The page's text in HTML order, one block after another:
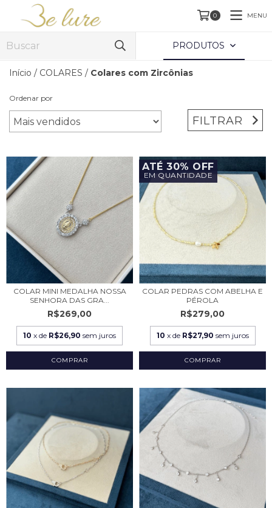
0 MENU
PRODUTOS
Início / COLARES / Colares com Zircônias
Ordenar por
FILTRAR
COLAR MINI MEDALHA NOSSA
SENHORA DAS GRA...
R$269,00
10 x de R$26,90 sem juros
ATÉ 30% OFF
EM QUANTIDADE
COLAR PEDRAS COM ABELHA E
PÉROLA
R$279,00
10 x de R$27,90 sem juros
COMPRAR